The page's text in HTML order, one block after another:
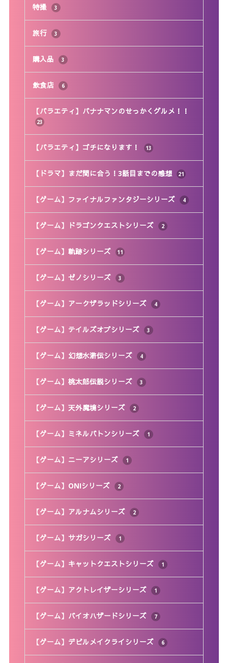
特撮 3
旅行 3
購入品 3
飲食店 6
【バラエティ】バナナマンのせっかくグルメ！！
23
【バラエティ】ゴチになります！ 13
【ドラマ】まだ間に合う！3話目までの感想 21
【ゲーム】ファイナルファンタジーシリーズ 4
【ゲーム】ドラゴンクエストシリーズ 2
【ゲーム】軌跡シリーズ 11
【ゲーム】ゼノシリーズ 3
【ゲーム】アークザラッドシリーズ 4
【ゲーム】テイルズオブシリーズ 3
【ゲーム】幻想水滸伝シリーズ 4
【ゲーム】桃太郎伝説シリーズ 3
【ゲーム】天外魔境シリーズ 2
【ゲーム】ミネルバトンシリーズ 1
【ゲーム】ニーアシリーズ 1
【ゲーム】ONIシリーズ 2
【ゲーム】アルナムシリーズ 2
【ゲーム】サガシリーズ 1
【ゲーム】キャットクエストシリーズ 1
【ゲーム】アクトレイザーシリーズ 1
【ゲーム】バイオハザードシリーズ 7
【ゲーム】デビルメイクライシリーズ 6